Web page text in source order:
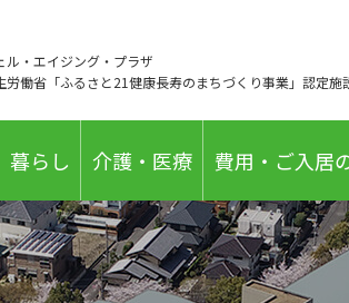
ル・エイジング・プラザ
労働省「ふるさと21健康長寿のまちづくり事業」認定施
暮らし 介護・医療 費用・ご入居